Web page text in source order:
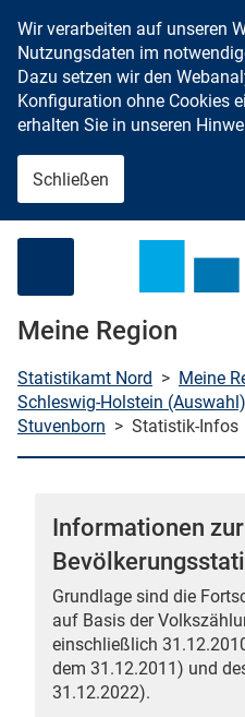
Wir verarbeiten auf unseren
Nutzungsdaten im
Dazu setzen wir den
Konfiguration ohne Cookies
erhalten Sie in unseren
Schließen
Meine Region
Statistikamt Nord > Meine
Schleswig-Holstein (Auswahl)
Stuvenborn > Statistik-Infos
Informationen zur
Grundlage sind die
auf Basis der
einschließlich
dem 31.12.2011) und
31.12.2022).